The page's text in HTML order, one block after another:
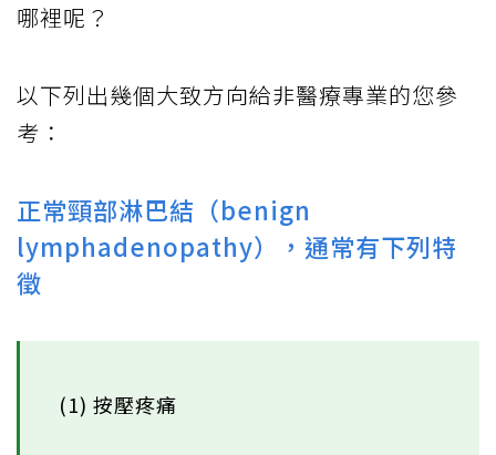
哪裡呢？
以下列出幾個大致方向給非醫療專業的您參
考：
正常頸部淋巴結（benign
lymphadenopathy），通常有下列特
徵
(1) 按壓疼痛